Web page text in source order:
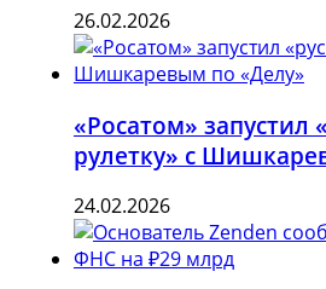
26.02.2026
«Росатом» запустил
рулетку» с
24.02.2026